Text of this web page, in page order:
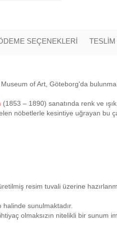
SEÇENEKLERI
of Art, Göteborg'da
(1853 – 1890) sanatında renk ve
nöbetlerle kesintiye uğrayan bu
resim tuvali üzerine
sunulmaktadır.
olmaksızın nitelikli bir sunum